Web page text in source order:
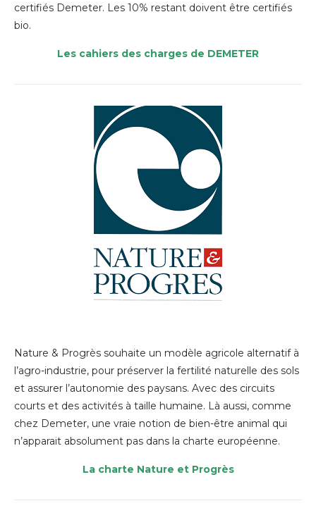
certifiés Demeter. Les 10% restant doivent être certifiés
bio.
Les cahiers des charges de DEMETER
Nature & Progrès souhaite un modèle agricole alternatif à
l’agro-industrie, pour préserver la fertilité naturelle des sols
et assurer l’autonomie des paysans. Avec des circuits
courts et des activités à taille humaine. Là aussi, comme
chez Demeter, une vraie notion de bien-être animal qui
n’apparait absolument pas dans la charte européenne.
La charte Nature et Progrès